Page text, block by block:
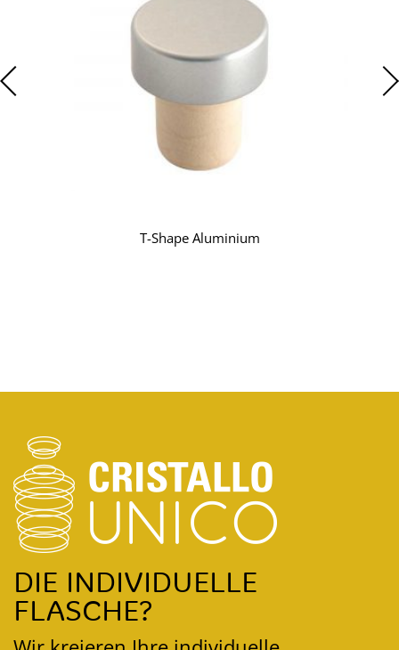
T-Shape Aluminium
DIE INDIVIDUELLE
FLASCHE?